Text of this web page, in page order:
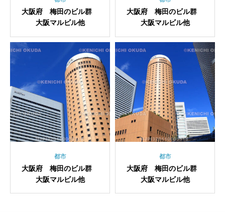
大阪府 梅田のビル群
大阪マルビル他
大阪府 梅田のビル群
大阪マルビル他
都市
大阪府 梅田のビル群
大阪マルビル他
都市
大阪府 梅田のビル群
大阪マルビル他